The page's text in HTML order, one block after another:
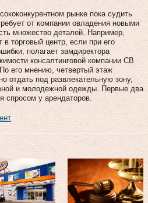
рынке пока судить
от компании овладения новыми
множество деталей. Например,
торговый центр, если при его
полагает замдиректора
консалтинговой компании CB
его мнению, четвертый этаж
отдать под развлекательную зону,
и молодежной одежды. Первые два
спросом у арендаторов.